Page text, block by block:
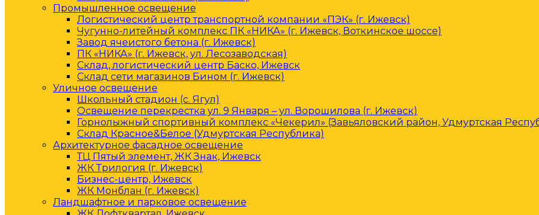
Промышленное освещение
Логистический центр транспортной компании «ПЭК» (г. Ижевск)
Чугунно-литейный комплекс ПК «НИКА» (г. Ижевск, Воткинское шоссе)
Завод ячеистого бетона (г. Ижевск)
ПК «НИКА» (г. Ижевск, ул. Лесозаводская)
Склад, логистический центр Баско, Ижевск
Склад сети магазинов Бином (г. Ижевск)
Уличное освещение
Школьный стадион (с. Ягул)
Освещение перекрестка ул. 9 Января – ул. Ворошилова (г. Ижевск)
Горнолыжный спортивный комплекс «Чекерил» (Завьяловский район, Удмуртская
Склад Красное&Белое (Удмуртская Республика)
Архитектурное фасадное освещение
ТЦ Пятый элемент, ЖК Знак, Ижевск
ЖК Трилогия (г. Ижевск)
Бизнес-центр, Ижевск
ЖК Монблан (г. Ижевск)
Ландшафтное и парковое освещение